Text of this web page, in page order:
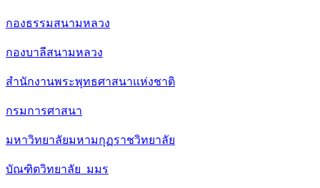
กองธรรมสนามหลวง
กองบาลีสนามหลวง
สำนักงานพระพุทธศาสนาแห่งชาติ
กรมการศาสนา
มหาวิทยาลัยมหามกุฏราชวิทยาลัย
บัณฑิตวิทยาลัย มมร